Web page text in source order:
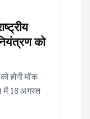
को
होगी मॉक
में 18 अगस्त